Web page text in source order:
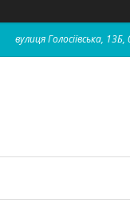
вулиця Голосіївська,